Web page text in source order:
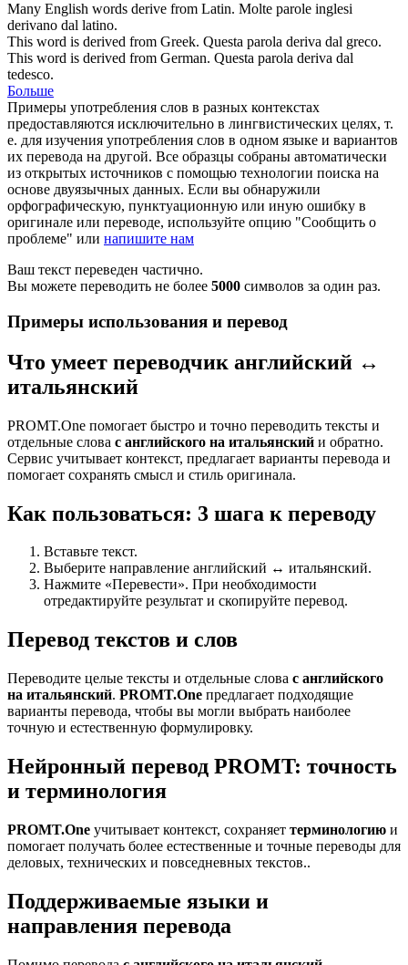
Many English words derive from Latin. Molte parole inglesi
derivano dal latino.
This word is derived from Greek. Questa parola deriva dal greco.
This word is derived from German. Questa parola deriva dal
tedesco.
Больше
Примеры употребления слов в разных контекстах
предоставляются исключительно в лингвистических целях, т.
е. для изучения употребления слов в одном языке и вариантов
их перевода на другой. Все образцы собраны автоматически
из открытых источников с помощью технологии поиска на
основе двуязычных данных. Если вы обнаружили
орфографическую, пунктуационную или иную ошибку в
оригинале или переводе, используйте опцию "Сообщить о
проблеме" или напишите нам
Ваш текст переведен частично.
Вы можете переводить не более 5000 символов за один раз.
Примеры использования и перевод
Что умеет переводчик английский ↔
итальянский
PROMT.One помогает быстро и точно переводить тексты и
отдельные слова с английского на итальянский и обратно.
Сервис учитывает контекст, предлагает варианты перевода и
помогает сохранять смысл и стиль оригинала.
Как пользоваться: 3 шага к переводу
Вставьте текст.
Выберите направление английский ↔ итальянский.
Нажмите «Перевести». При необходимости
отредактируйте результат и скопируйте перевод.
Перевод текстов и слов
Переводите целые тексты и отдельные слова с английского
на итальянский. PROMT.One предлагает подходящие
варианты перевода, чтобы вы могли выбрать наиболее
точную и естественную формулировку.
Нейронный перевод PROMT: точность
и терминология
PROMT.One учитывает контекст, сохраняет терминологию и
помогает получать более естественные и точные переводы для
деловых, технических и повседневных текстов..
Поддерживаемые языки и
направления перевода